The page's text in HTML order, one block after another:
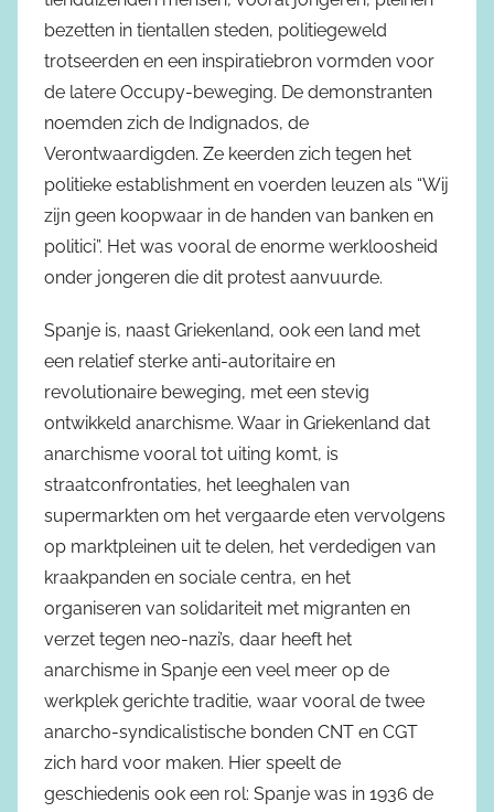
bezetten in tientallen steden, politiegeweld
trotseerden en een inspiratiebron vormden voor
de latere Occupy-beweging. De demonstranten
noemden zich de Indignados, de
Verontwaardigden. Ze keerden zich tegen het
politieke establishment en voerden leuzen als “Wij
zijn geen koopwaar in de handen van banken en
politici”. Het was vooral de enorme werkloosheid
onder jongeren die dit protest aanvuurde.
Spanje is, naast Griekenland, ook een land met
een relatief sterke anti-autoritaire en
revolutionaire beweging, met een stevig
ontwikkeld anarchisme. Waar in Griekenland dat
anarchisme vooral tot uiting komt, is
straatconfrontaties, het leeghalen van
supermarkten om het vergaarde eten vervolgens
op marktpleinen uit te delen, het verdedigen van
kraakpanden en sociale centra, en het
organiseren van solidariteit met migranten en
verzet tegen neo-nazi’s, daar heeft het
anarchisme in Spanje een veel meer op de
werkplek gerichte traditie, waar vooral de twee
anarcho-syndicalistische bonden CNT en CGT
zich hard voor maken. Hier speelt de
geschiedenis ook een rol: Spanje was in 1936 de